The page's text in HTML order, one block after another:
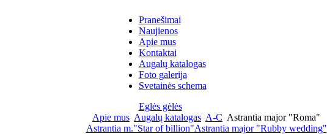
Pranešimai
Naujienos
Apie mus
Kontaktai
Augalų katalogas
Foto galerija
Svetainės schema
Eglės gėlės
Apie mus Augalų katalogas A-C Astrantia major "Roma"
Astrantia m."Star of billion"Astrantia major "Rubby wedding"